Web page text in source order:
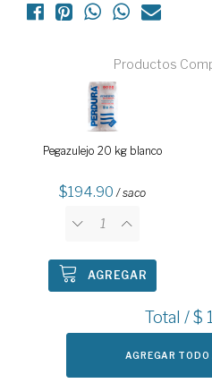
Productos
Pegazulejo 20 kg blanco
194.90 / saco
AGREGAR
Total / $
AGREGAR